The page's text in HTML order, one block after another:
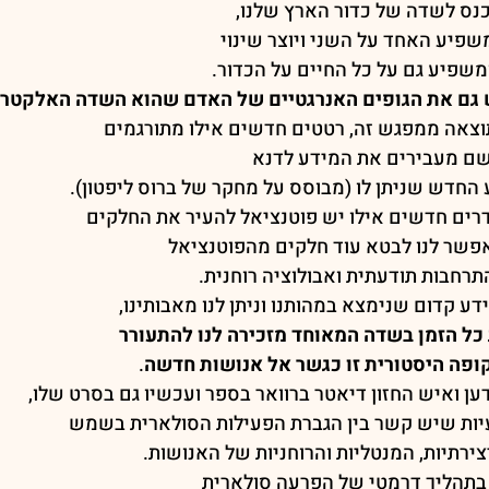
לשדה של כדור הארץ שלנו,
האחד על השני ויוצר שינוי
גם על כל החיים על הכדור.
גם את הגופים האנרגטיים של האדם שהוא השדה
ממפגש זה, רטטים חדשים אילו מתורגמים
מעבירים את המידע לדנא
החדש שניתן לו (מבוסס על מחקר של ברוס ליפטון).
חדשים אילו יש פוטנציאל להעיר את החלקים
לנו לבטא עוד חלקים מהפוטנציאל
תודעתית ואבולוציה רוחנית.
קדום שנימצא במהותנו וניתן לנו מאבותינו,
הזמן בשדה המאוחד מזכירה לנו להתעורר
היסטורית זו כגשר אל אנושות חדשה.
ואיש החזון דיאטר ברוואר בספר ועכשיו גם בסרט שלו,
שיש קשר בין הגברת הפעילות הסולארית בשמש
המנטליות והרוחניות של האנושות.